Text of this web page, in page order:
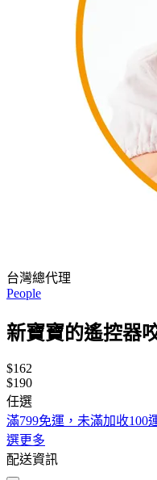
台灣總代理
People
新寶寶的遙控器
$162
$190
任選
滿799免運，未滿加收100
選更多
配送資訊